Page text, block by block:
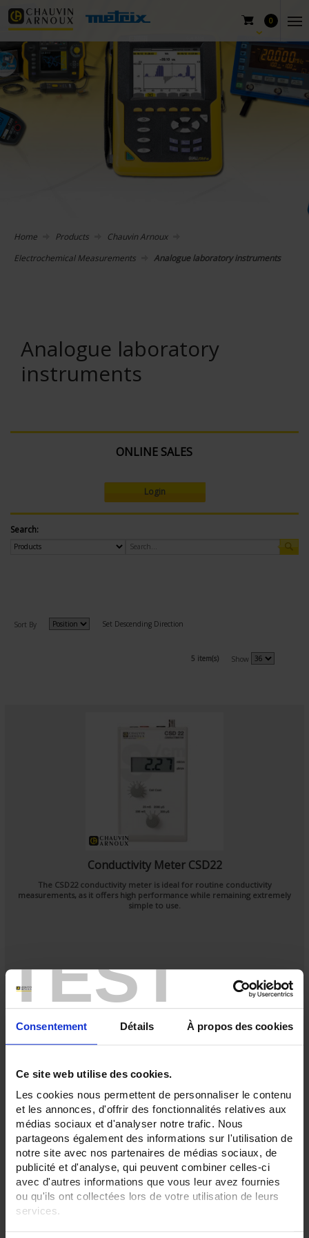
TEST
Consentement Détails À propos des cookies
Ce site web utilise des cookies.
Les cookies nous permettent de personnaliser le contenu
et les annonces, d'offrir des fonctionnalités relatives aux
médias sociaux et d'analyser notre trafic. Nous
partageons également des informations sur l'utilisation de
notre site avec nos partenaires de médias sociaux, de
publicité et d'analyse, qui peuvent combiner celles-ci
avec d'autres informations que vous leur avez fournies
ou qu'ils ont collectées lors de votre utilisation de leurs
services.
0
Home Products
Chauvin Arnoux
Electrochemical Measurements
Analogue laboratory instruments
Analogue laboratory
instruments
ONLINE SALES
Login
Search:
Sort By Set Descending Direction
5 item(s) Show
Conductivity Meter CSD22
The CSD22 conductivity meter is ideal for routine conductivity
measurements, as it offers high performance while remaining extremely
simple to use.
Multiparameter Tester MPC25
The MPC25 multi-parameter tester is a simple, economical instrument for